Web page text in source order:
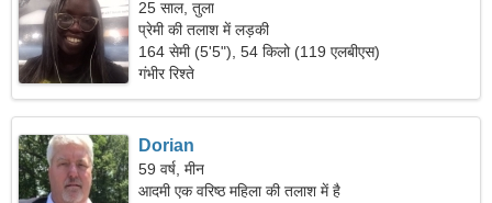
25 साल, तुला
प्रेमी की तलाश में लड़की
164 सेमी (5'5"), 54 किलो (119 एलबीएस)
गंभीर रिश्ते
Dorian
59 वर्ष, मीन
आदमी एक वरिष्ठ महिला की तलाश में है